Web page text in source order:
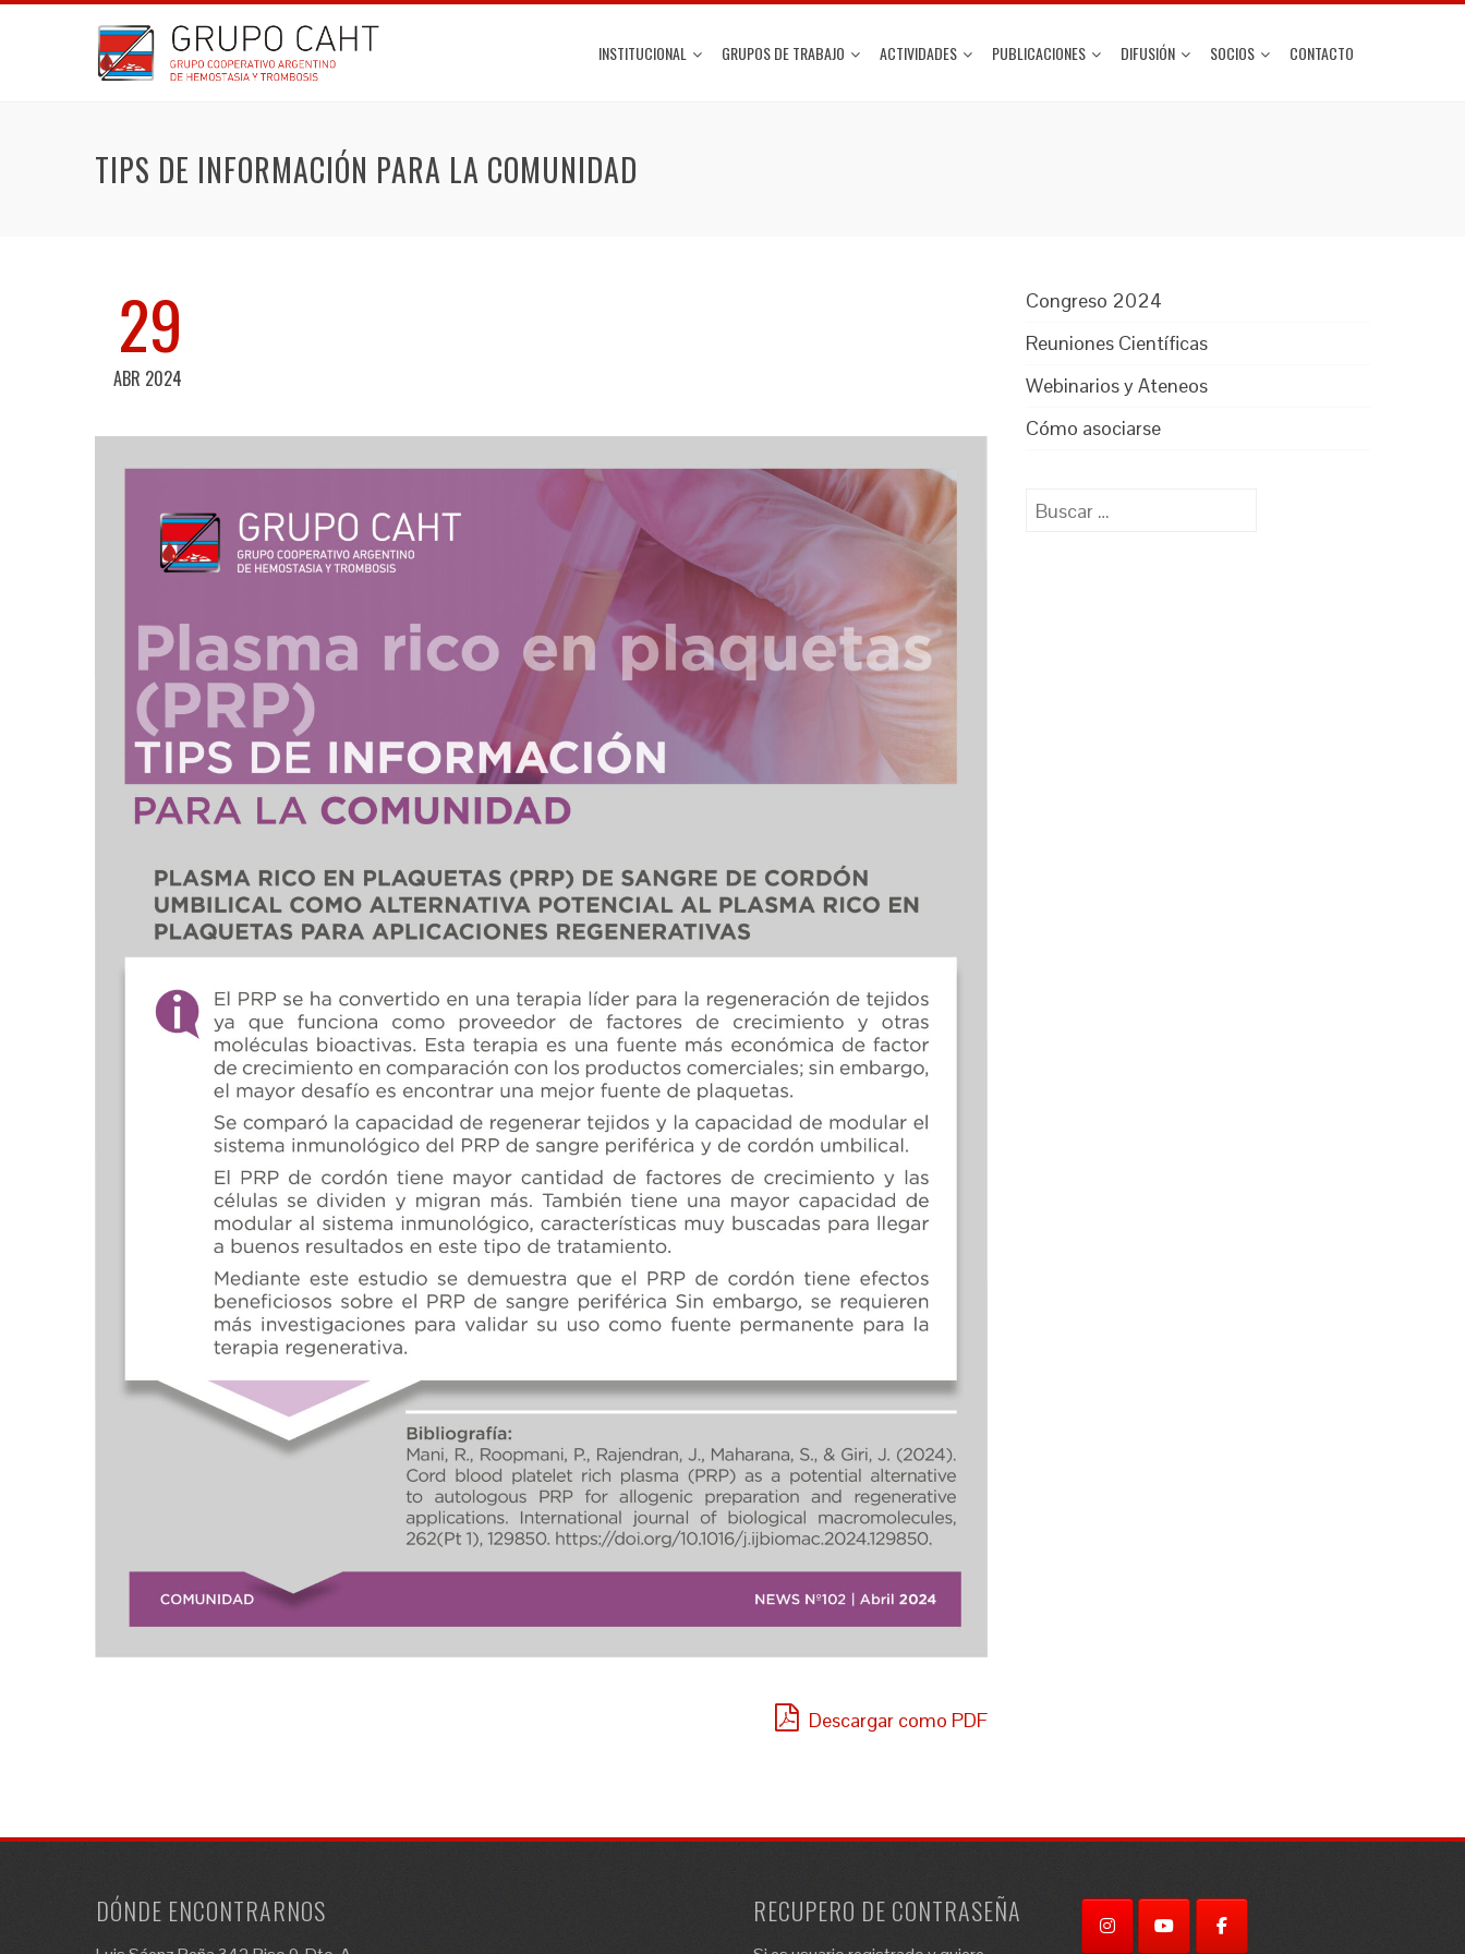
INSTITUCIONAL GRUPOS DE TRABAJO ACTIVIDADES PUBLICACIONES DIFUSIÓN SOCIOS CONTACTO
TIPS DE INFORMACIÓN PARA LA COMUNIDAD
29
ABR 2024
Descargar como PDF
Congreso 2024
Reuniones Científicas
Webinarios y Ateneos
Cómo asociarse
Buscar:
DÓNDE ENCONTRARNOS RECUPERO DE CONTRASEÑA